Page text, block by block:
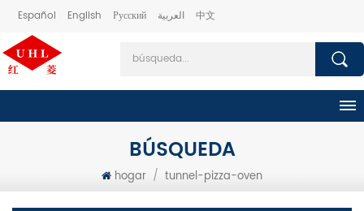
Español English Русский العربية 中文
BÚSQUEDA
hogar / tunnel-pizza-oven